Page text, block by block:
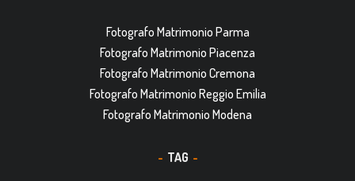
Fotografo Matrimonio Parma
Fotografo Matrimonio Piacenza
Fotografo Matrimonio Cremona
Fotografo Matrimonio Reggio Emilia
Fotografo Matrimonio Modena
TAG